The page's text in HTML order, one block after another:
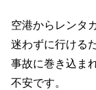
空港からレンタ
迷わずに行ける
事故に巻き込ま
不安です。